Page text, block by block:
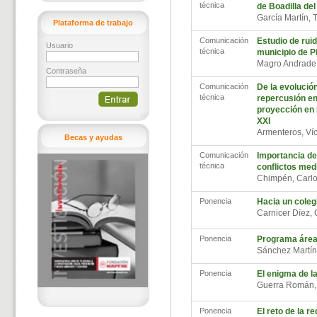
Plataforma de trabajo
Usuario
Contraseña
Becas y ayudas
técnica
de Boadilla
García Martín,
Comunicación
técnica
Estudio de
municipio de
Magro
Comunicación
técnica
De la
repercusión
proyección en
XXI
Armenteros,
Comunicación
técnica
Importancia
conflictos
Chimpén,
Ponencia
Hacia un
Carnicer Díez,
Ponencia
Programa
Sánchez
Ponencia
El enigma de
Guerra
Ponencia
El reto de la